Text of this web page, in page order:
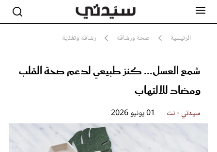
الرئيسية صحة ورشاقة رشاقة وتغذية
شمع العسل... كنز طبيعي لدعم صحة القلب
ومضاد للالتهاب
سيدتي - نت 01 يونيو 2026
مشاهير
جمال
سيدتي وطفلك
لايف ستايل